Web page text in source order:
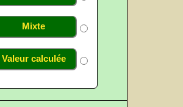
Mixte
Valeur calculée